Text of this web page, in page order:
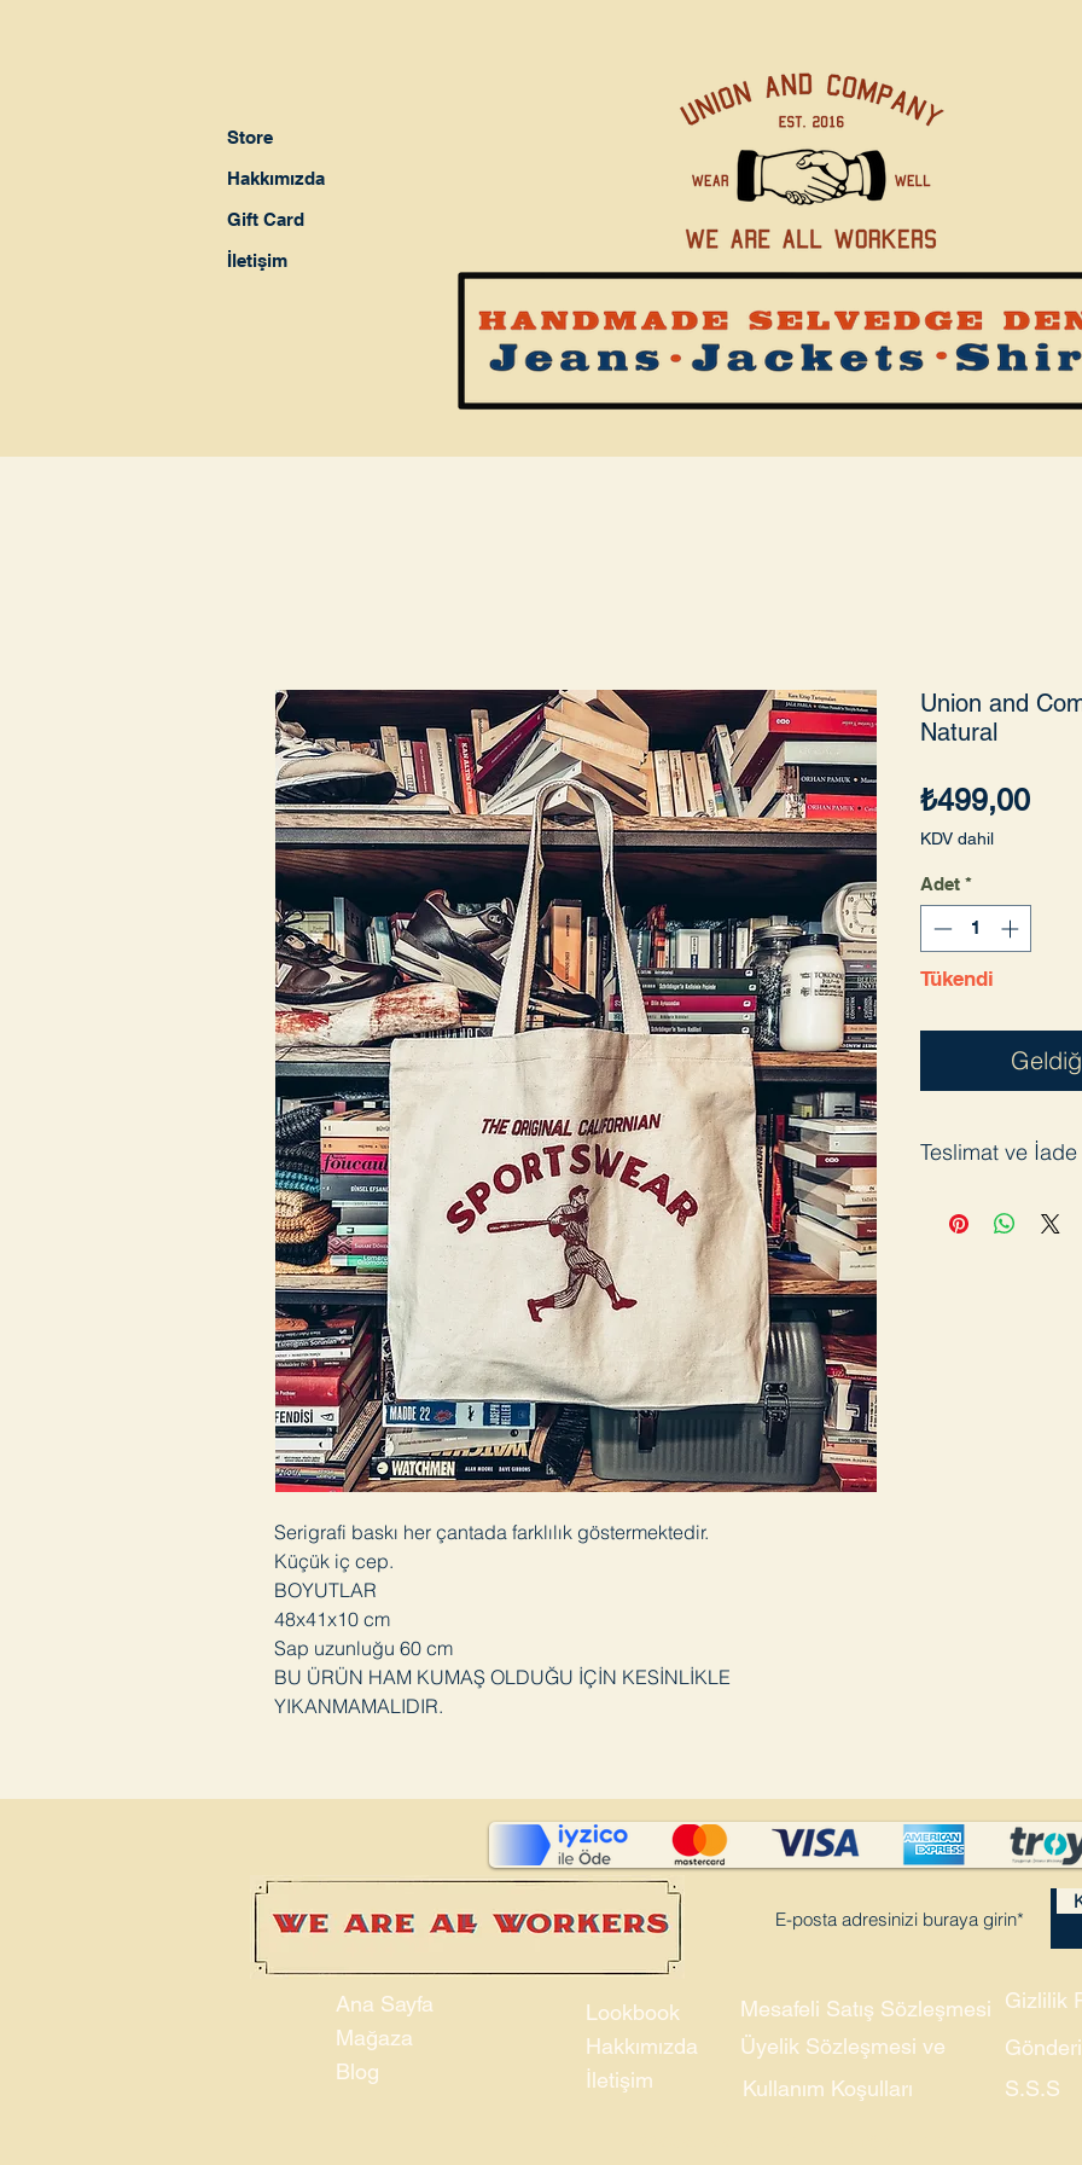
Store
Hakkımızda
Gift Card
İletişim
Serigrafi baskı her çantada farklılık göstermektedir.
Küçük iç cep.
BOYUTLAR
48x41x10 cm
Sap uzunluğu 60 cm
BU ÜRÜN HAM KUMAŞ OLDUĞU İÇİN KESİNLİKLE
YIKANMAMALIDIR.
Union and
Natural
₺499,00Fiyat
KDV dahil
Adet *
Tükendi
Teslimat ve İade
veriyoruz. Pandemi
Ana Sayfa
Mağaza
Blog
Üyelik Sözleşmesi ve
Mesafeli Satış Sözleşmesi
Lookbook
Hakkımızda
İletişim
Kullanım Koşulları
S.S.S
Gizlilik